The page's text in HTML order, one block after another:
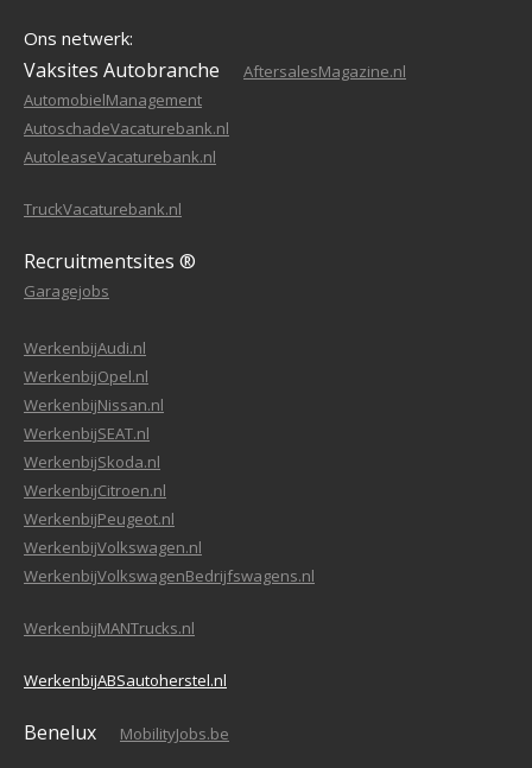
Ons netwerk:
Vaksites Autobranche
AftersalesMagazine.nl
AutomobielManagement
AutoschadeVacaturebank.nl
AutoleaseVacaturebank.nl
TruckVacaturebank.nl
Recruitmentsites ®
Garagejobs
WerkenbijAudi.nl
WerkenbijOpel.nl
WerkenbijNissan.nl
WerkenbijSEAT.nl
WerkenbijSkoda.nl
WerkenbijCitroen.nl
WerkenbijPeugeot.nl
WerkenbijVolkswagen.nl
WerkenbijVolkswagenBedrijfswagens.nl
WerkenbijMANTrucks.nl
WerkenbijABSautoherstel.nl
Benelux MobilityJobs.be